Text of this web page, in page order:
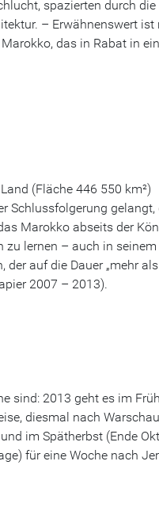
spazierten durch
– Erwähnenswert
das in Rabat in
(Fläche 446 550 km²)
Schlussfolgerung
Marokko abseits der
lernen – auch in
der auf die Dauer „mehr
2007 – 2013).
sind: 2013 geht es im
diesmal nach
im Spätherbst (Ende
für eine Woche nach